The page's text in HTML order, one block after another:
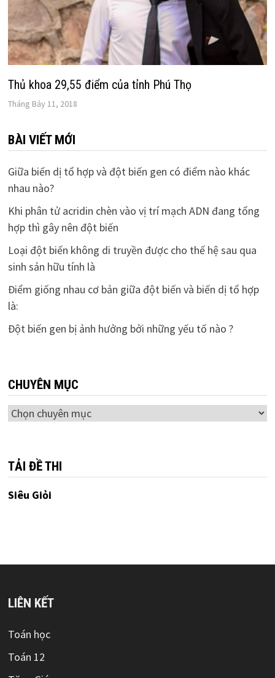
Thủ khoa 29,55 điểm của tỉnh Phú Thọ
Tháng Bảy 11, 2018
BÀI VIẾT MỚI
Giữa biến dị tổ hợp và đột biến gen có điểm nào khác
nhau nào?
Khi phân tử acridin chèn vào vị trí mạch ADN đang tổng
hợp thì gây nên đột biến
Loại đột biến không di truyền được cho thế hệ sau qua
sinh sản hữu tính là
Điểm giống nhau cơ bản giữa đột biến và biến dị tổ hợp
là:
Đột biến gen bị ảnh hưởng bởi những yếu tố nào ?
CHUYÊN MỤC
Chuyên
TẢI ĐỀ THI
Siêu Giỏi
LIÊN KẾT
Toán học
Toán 12